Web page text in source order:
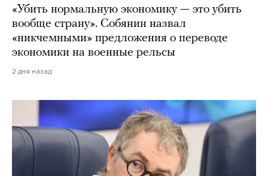
«Убить нормальную экономику — это убить
вообще страну». Собянин назвал
«никчемными» предложения о переводе
экономики на военные рельсы
2 дня назад